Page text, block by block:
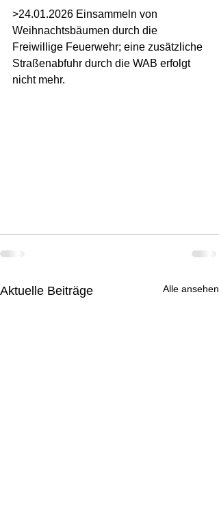
>24.01.2026 Einsammeln von
Weihnachtsbäumen durch die
Freiwillige Feuerwehr; eine zusätzliche
Straßenabfuhr durch die WAB erfolgt
nicht mehr.
Aktuelle Beiträge Alle ansehen